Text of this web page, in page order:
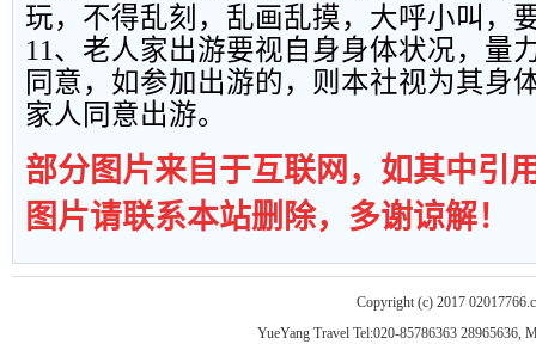
玩，不得乱刻，乱画乱摸，大呼小叫，
11、老人家出游要视自身身体状况，量
同意，如参加出游的，则本社视为其身
家人同意出游。
部分图片来自于互联网，如其中引
图片请联系本站删除，多谢谅解！
Copyright (c) 2017
YueYang Travel Tel:020-85786363 28965636,